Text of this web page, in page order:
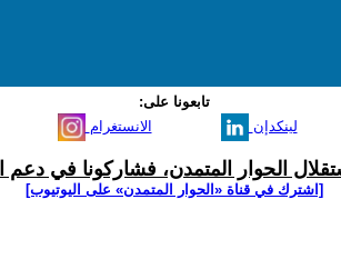
تابعونا على:
الانستغرام لينكدإن
الحوار المتمدن، فشاركونا في دعم
[اشترك في قناة ‫«الحوار المتمدن» على اليوتيوب]